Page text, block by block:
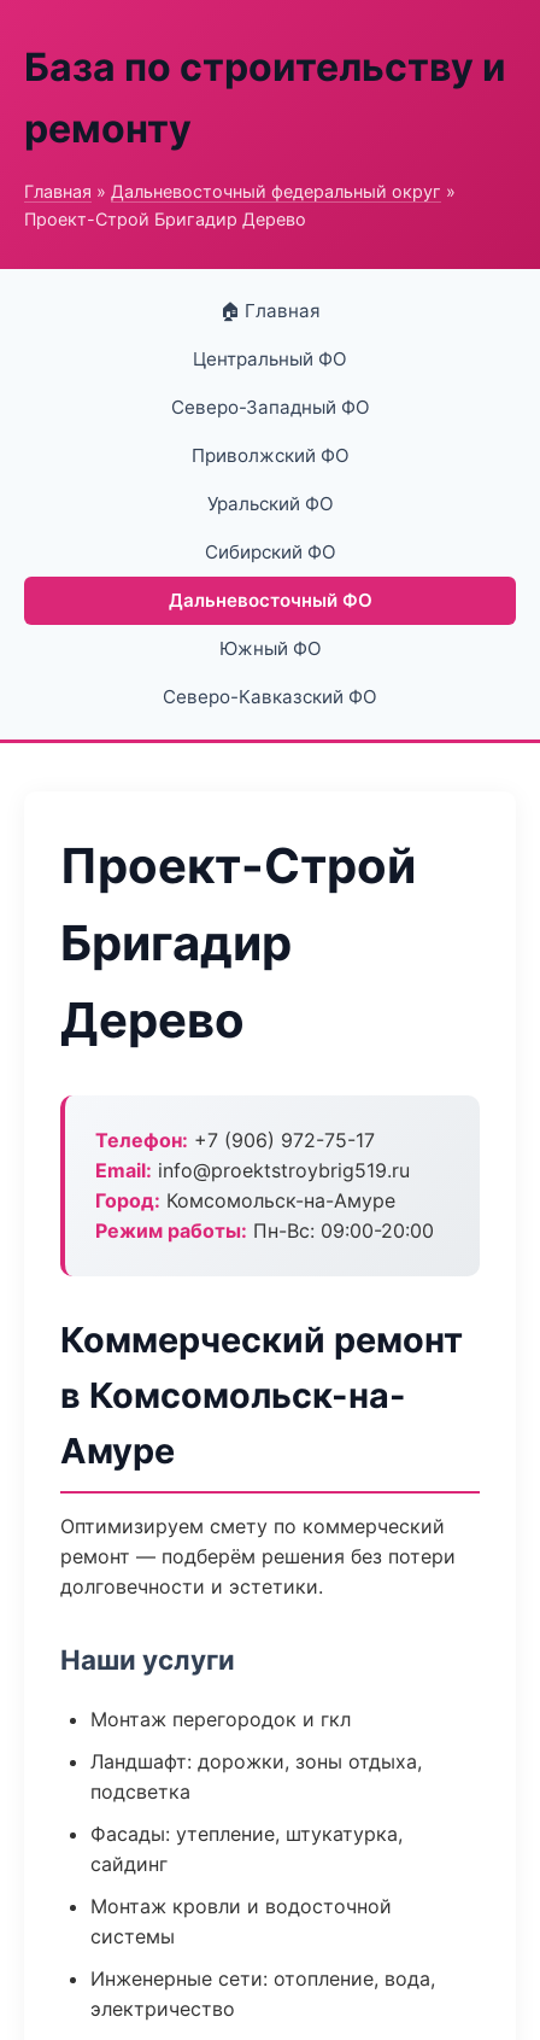
База по строительству и
ремонту
Главная » Дальневосточный федеральный округ »
Проект-Строй Бригадир Дерево
🏠 Главная
Центральный ФО
Северо-Западный ФО
Приволжский ФО
Уральский ФО
Сибирский ФО
Дальневосточный ФО
Южный ФО
Северо-Кавказский ФО
Проект-Строй
Бригадир
Дерево
Телефон: +7 (906) 972-75-17
Email: info@proektstroybrig519.ru
Город: Комсомольск-на-Амуре
Режим работы: Пн-Вс: 09:00-20:00
Коммерческий ремонт
в Комсомольск-на-
Амуре
Оптимизируем смету по коммерческий
ремонт — подберём решения без потери
долговечности и эстетики.
Наши услуги
Монтаж перегородок и гкл
Ландшафт: дорожки, зоны отдыха,
подсветка
Фасады: утепление, штукатурка,
сайдинг
Монтаж кровли и водосточной
системы
Инженерные сети: отопление, вода,
электричество